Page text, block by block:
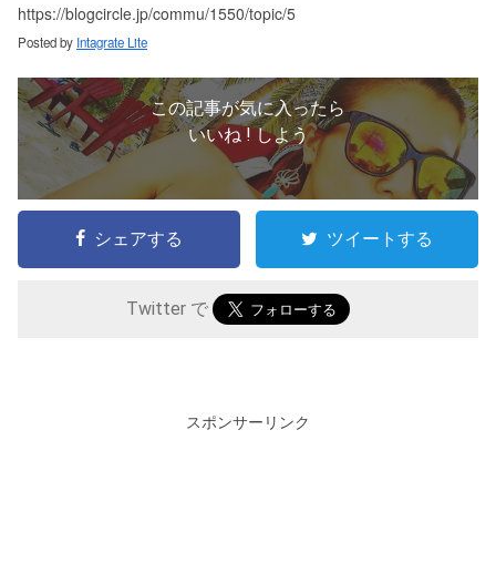
https://blogcircle.jp/commu/1550/topic/5
Posted by Intagrate Lite
この記事が気に入ったら
いいね ! しよう
シェアする ツイートする
Twitter で
スポンサーリンク